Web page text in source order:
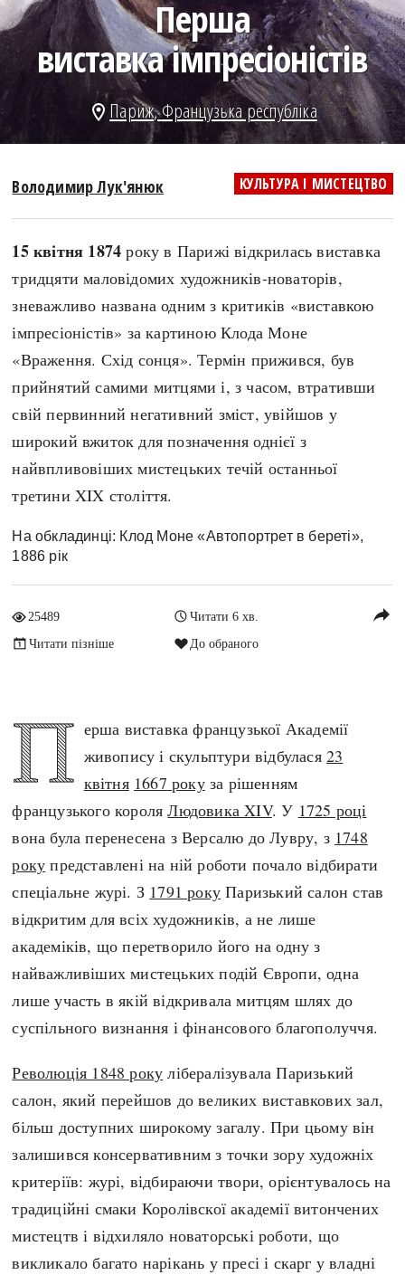
search
СЬОГОДНІ
ПРАВИЛА ЖИТТЯ
ПОДКАСТИ
КРУГЛІ ДАТИ
КАРТИ
НОТА БЕНЕ
ПРЯМА МОВА
МОЯ ІСТОРІЯ
Рубрики
Авіація і космонавтика
Архітектура і будівництво
Битви і війни
Кримінал
Культура і мистецтво
Людина і суспільство
Наука, освіта і техніка
Особистості
Подорожі і відкриття
Розваги і дозвілля
Спорт
Чудеса світу
Княжа доба
Козацька доба
Українська революція
ЗНО
Регіони
Австралія
Азія
Америка
А(нта)рктика
Африка
Європа
Хронологія
Античні часи
Темні віки
Індекси
Нові статті
Популярні статті
Всі статті
Визначальні події
#Хештеги
Автори
Перша
виставка імпресіоністів
location_on Париж,Французька республіка
КУЛЬТУРА І МИСТЕЦТВО
Володимир Лук'янюк
15 квітня 1874 року в Парижі відкрилась виставка
тридцяти маловідомих художників-новаторів,
зневажливо названа одним з критиків «виставкою
імпресіоністів» за картиною Клода Моне
«Враження. Схід сонця». Термін прижився, був
прийнятий самими митцями і, з часом, втративши
свій первинний негативний зміст, увійшов у
широкий вжиток для позначення однієї з
найвпливовіших мистецьких течій останньої
третини XIX століття.
На обкладинці: Клод Моне «Автопортрет в береті»,
1886 рік
25489
Читати 6 хв.
Читати пізніше
До обраного
reply
П ерша виставка французької Академії
живопису і скульптури відбулася23
квітня 1667 рокуза рішенням
французького короляЛюдовика XIV. У 1725 році
вона була перенесена з Версалю до Лувру, з 1748
року представлені на ній роботи почало відбирати
спеціальне журі. З 1791 року Паризький салон став
відкритим для всіх художників, а не лише
академіків, що перетворило його на одну з
найважливіших мистецьких подій Європи, одна
лише участь в якій відкривала митцям шлях до
суспільного визнання і фінансового благополуччя.
Революція 1848 року лібералізувала Паризький
салон, який перейшов до великих виставкових зал,
більш доступних широкому загалу. При цьому він
залишився консервативним з точки зору художніх
критеріїв: журі, відбираючи твори, орієнтувалось на
традиційні смаки Королівскої академії витончених
мистецтв і відхиляло новаторські роботи, що
викликало багато нарікань у пресі і скарг у владні